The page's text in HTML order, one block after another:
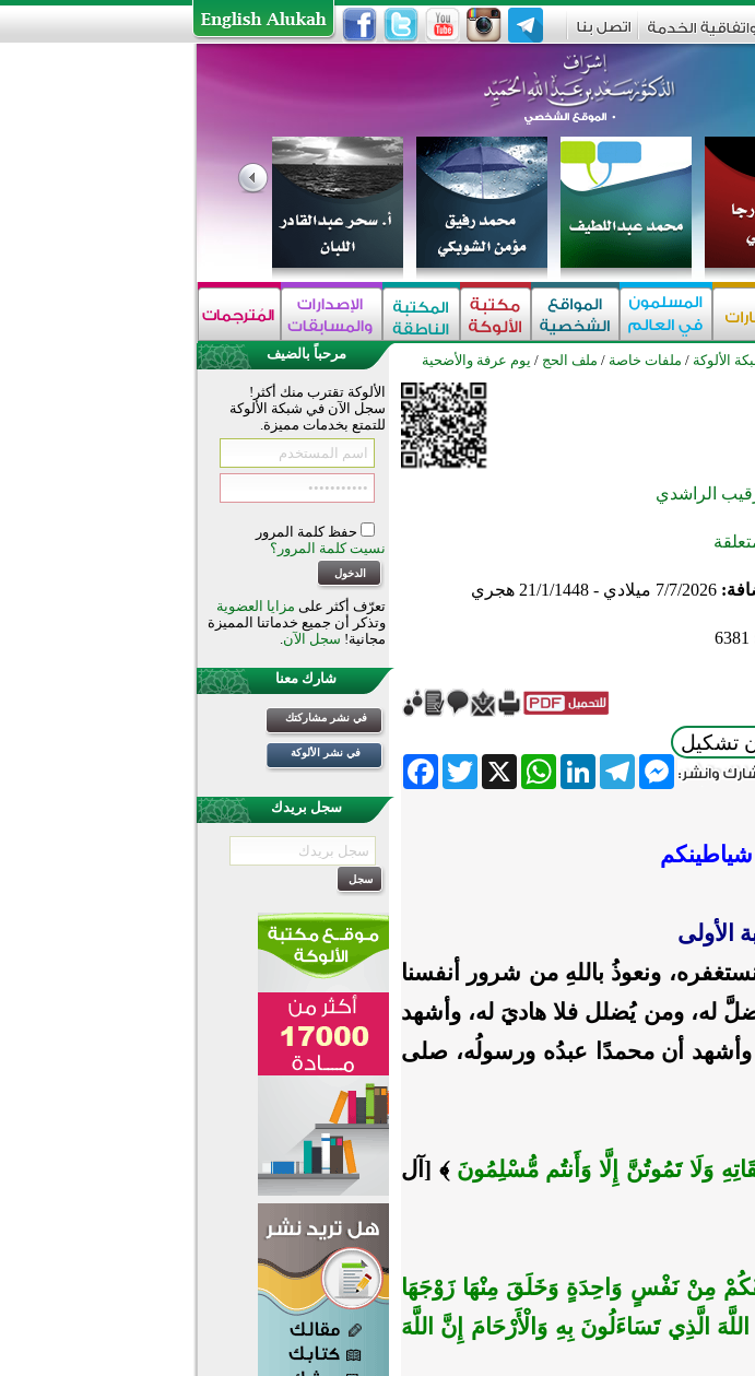
الألوكة / ملفات خاصة / ملف الحج / يوم عرفة والأضحية
الراشدي
7/7/2026 ميلادي - 21/1/1448 هجري
6381
تشكيل
FacebookTwitter X
WhatsApp
LinkedInTelegram
Messenger
شياطينكم
الأولى
ونعوذُ باللهِ من شرور أنفسنا
له، ومن يُضلل فلا هاديَ له، وأشهد
وأشهد أن محمدًا عبدُه ورسولُه، صلى
وَلَا تَمُوتُنَّ إِلَّا وَأَنتُم مُّسْلِمُونَ ﴾ [آل
مِنْ نَفْسٍ وَاحِدَةٍ وَخَلَقَ مِنْهَا زَوْجَهَا
الَّذِي تَسَاءَلُونَ بِهِ وَالْأَرْحَامَ إِنَّ اللَّهَ
مرحباً بالضيف
الألوكة تقترب منك أكثر!
سجل الآن في شبكة الألوكة
للتمتع بخدمات مميزة.
حفظ كلمة المرور
نسيت كلمة المرور؟
تعرّف أكثر على مزايا العضوية
وتذكر أن جميع خدماتنا المميزة
مجانية! سجل الآن.
شارك معنا
في نشر مشاركتك
في نشر الألوكة
سجل بريدك